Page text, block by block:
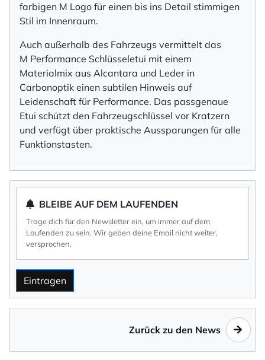
farbigen M Logo für einen bis ins Detail stimmigen
Stil im Innenraum.
Auch außerhalb des Fahrzeugs vermittelt das
M Performance Schlüsseletui mit einem
Materialmix aus Alcantara und Leder in
Carbonoptik einen subtilen Hinweis auf
Leidenschaft für Performance. Das passgenaue
Etui schützt den Fahrzeugschlüssel vor Kratzern
und verfügt über praktische Aussparungen für alle
Funktionstasten.
BLEIBE AUF DEM LAUFENDEN
Trage dich für den Newsletter ein, um immer auf dem
Laufenden zu sein. Wir geben deine Email nicht weiter,
versprochen.
Eintragen
Zurück zu den News